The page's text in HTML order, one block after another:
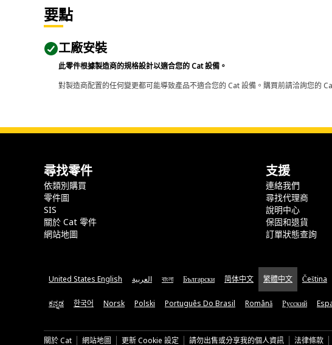
要點
工廠安裝
此零件根據製造商的規格設計以適合您的 Cat 設備。
對製造商配置的任何變更都可能導致產品不適合您的 Cat 設備。購買前請洽詢您的
尋找零件
依類別購買
零件圖
SIS
關於 Cat 零件
網站地圖
支援
連絡我們
尋找代理商
說明中心
保固和退貨
訂單狀態查詢
United States English العربية বাংলা Български 简体中文 繁體中文 Čeština
ಕನ್ನಡ 한국어 Norsk Polski Português Do Brasil Română Русский
關於 Cat 網站地圖 更新 Cookie 設定 請勿出售或分享我的個人資訊 法律條款